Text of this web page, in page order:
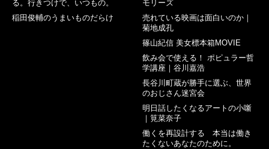
る。行きつけで、いつもの。
稲田俊輔のうまいものだらけ
モリーズ
売れている映画は面白いのか｜
菊地成孔
篠山紀信 美女標本箱MOVIE
飲み会で使える！ ポピュラー哲
学講座｜谷川嘉浩
長谷川町蔵が勝手に選ぶ、世界
のおじさん迷宮会
明日話したくなるアートの小噺
｜筧菜奈子
働くを再設計する 本当は働き
たくないあなたのために。